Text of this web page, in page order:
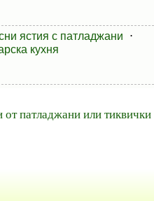
ястия с патладжани
⋅
кухня
патладжани или тиквички